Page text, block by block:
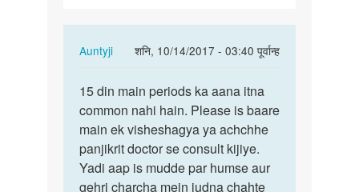
me…
Auntyji
शनि, 10/14/2017 - 03:40 पूर्वान्ह
In
to
Mam
mere
ek
bar
mc
15
din
main
periods
ka
aana…
15 din main periods ka aana itna
common nahi hain. Please is baare
main ek visheshagya ya achchhe
panjikrit doctor se consult kijiye.
Yadi aap is mudde par humse aur
gehri charcha mein judna chahte